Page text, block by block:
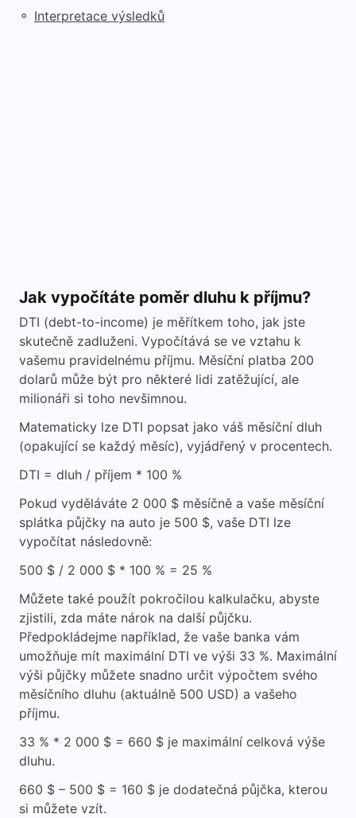
◦ Interpretace výsledků
Jak vypočítáte poměr dluhu k příjmu?
DTI (debt-to-income) je měřítkem toho, jak jste
skutečně zadluženi. Vypočítává se ve vztahu k
vašemu pravidelnému příjmu. Měsíční platba 200
dolarů může být pro některé lidi zatěžující, ale
milionáři si toho nevšimnou.
Matematicky lze DTI popsat jako váš měsíční dluh
(opakující se každý měsíc), vyjádřený v procentech.
DTI = dluh / příjem * 100 %
Pokud vyděláváte 2 000 $ měsíčně a vaše měsíční
splátka půjčky na auto je 500 $, vaše DTI lze
vypočítat následovně:
500 $ / 2 000 $ * 100 % = 25 %
Můžete také použít pokročilou kalkulačku, abyste
zjistili, zda máte nárok na další půjčku.
Předpokládejme například, že vaše banka vám
umožňuje mít maximální DTI ve výši 33 %. Maximální
výši půjčky můžete snadno určit výpočtem svého
měsíčního dluhu (aktuálně 500 USD) a vašeho
příjmu.
33 % * 2 000 $ = 660 $ je maximální celková výše
dluhu.
660 $ – 500 $ = 160 $ je dodatečná půjčka, kterou
si můžete vzít.